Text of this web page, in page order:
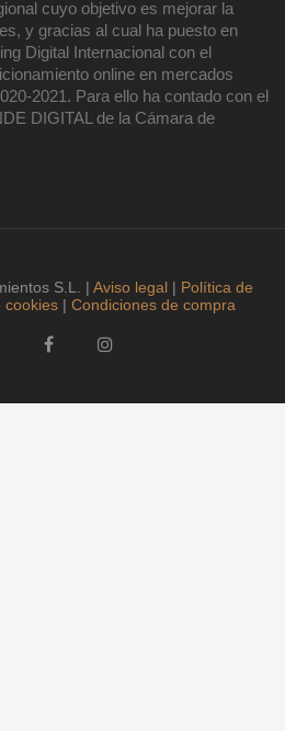
cuyo objetivo es mejorar la
y gracias al cual ha puesto en
Digital Internacional con el
online en mercados
2021. Para ello ha contado con el
DIGITAL de la Cámara de
S.L. | Aviso legal| Política de
cookies| Condiciones de compra